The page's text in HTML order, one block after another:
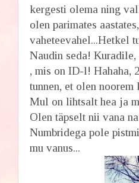
kergesti olema ning
olen parimates
vaheteevahel...Hetkel
Naudin seda! Kuradile,
, mis on ID-l! Hahaha,
tunnen, et olen
Mul on lihtsalt hea ja
Olen täpselt nii vana
Numbridega pole
mu vanus...